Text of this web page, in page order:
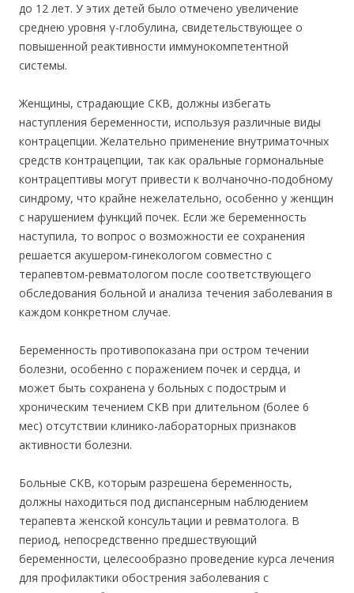
до 12 лет. У этих детей было отмечено увеличение
среднею уровня γ-глобулина, свидетельствующее о
повышенной реактивности иммунокомпетентной
системы.
Женщины, страдающие СКВ, должны избегать
наступления беременности, используя различные виды
контрацепции. Желательно применение внутриматочных
средств контрацепции, так как оральные гормональные
контрацептивы могут привести к волчаночно-подобному
синдрому, что крайне нежелательно, особенно у женщин
с нарушением функций почек. Если же беременность
наступила, то вопрос о возможности ее сохранения
решается акушером-гинекологом совместно с
терапевтом-ревматологом после соответствующего
обследования больной и анализа течения заболевания в
каждом конкретном случае.
Беременность противопоказана при остром течении
болезни, особенно с поражением почек и сердца, и
может быть сохранена у больных с подострым и
хроническим течением СКВ при длительном (более 6
мес) отсутствии клинико-лабораторных признаков
активности болезни.
Больные СКВ, которым разрешена беременность,
должны находиться под диспансерным наблюдением
терапевта женской консультации и ревматолога. В
период, непосредственно предшествующий
беременности, целесообразно проведение курса лечения
для профилактики обострения заболевания с